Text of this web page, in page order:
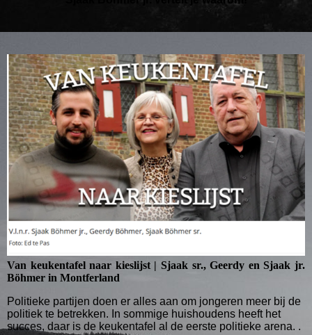
Van keukentafel naar kieslijst | Sjaak sr., Geerdy en Sjaak jr.
Böhmer in Montferland
Politieke partijen doen er alles aan om jongeren meer bij de
politiek te betrekken. In sommige huishoudens heeft het
succes, daar is de keukentafel al de eerste politieke arena. .